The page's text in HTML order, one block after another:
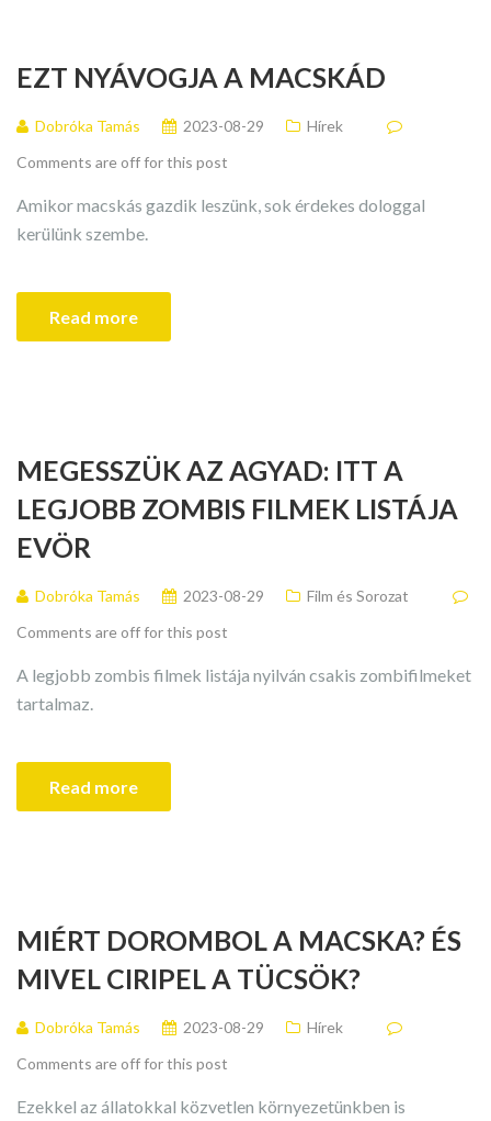
EZT NYÁVOGJA A MACSKÁD
Dobróka Tamás 2023-08-29
Hírek
Comments are off for this post
Amikor macskás gazdik leszünk, sok érdekes dologgal
kerülünk szembe.
Read more
MEGESSZÜK AZ AGYAD: ITT A
LEGJOBB ZOMBIS FILMEK LISTÁJA
EVÖR
Dobróka Tamás 2023-08-29
Film és Sorozat
Comments are off for this post
A legjobb zombis filmek listája nyilván csakis zombifilmeket
tartalmaz.
Read more
MIÉRT DOROMBOL A MACSKA? ÉS
MIVEL CIRIPEL A TÜCSÖK?
Dobróka Tamás 2023-08-29
Hírek
Comments are off for this post
Ezekkel az állatokkal közvetlen környezetünkben is